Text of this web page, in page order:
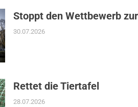
Stoppt den Wettbewerb
30.07.2026
Rettet die Tiertafel
28.07.2026